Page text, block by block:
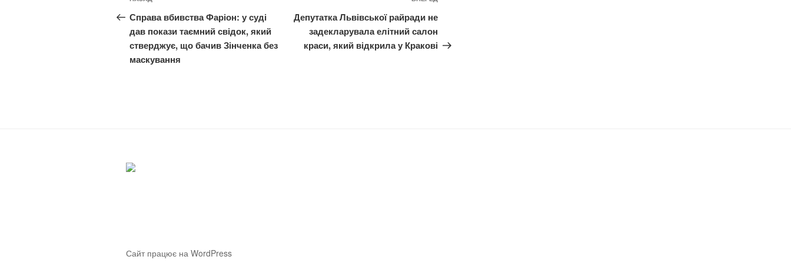
записів
запис:
Справа вбивства Фаріон: у суді
дав покази таємний свідок, який
стверджує, що бачив Зінченка без
маскування
запис
Депутатка Львівської райради не
задекларувала елітний салон
краси, який відкрила у Кракові
Сайт працює на WordPress